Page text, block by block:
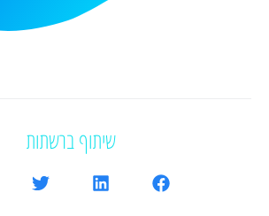
שיתוף ברשתות